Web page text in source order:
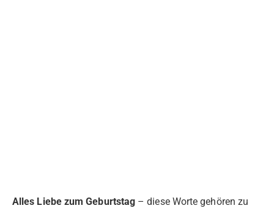
Alles Liebe zum Geburtstag – diese Worte gehören zu